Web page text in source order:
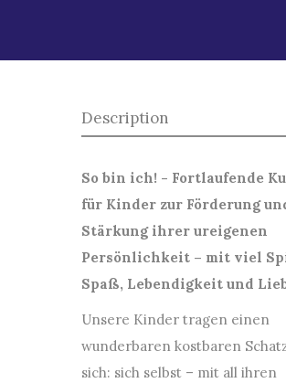
Description
So bin ich! - Fortlaufende
für Kinder zur Förderung
Stärkung ihrer ureigenen
Persönlichkeit – mit viel
Spaß, Lebendigkeit und
Unsere Kinder tragen einen
wunderbaren kostbaren
sich: sich selbst – mit all ihren